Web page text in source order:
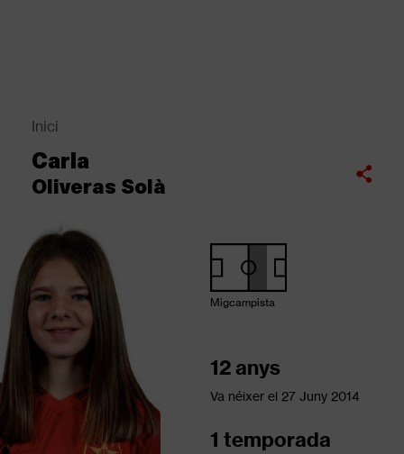
Fil
d'Ariadna
Inici
Carla
Oliveras Solà
Compartir
Migcampista
12 anys
Va néixer el 27 Juny 2014
1 temporada